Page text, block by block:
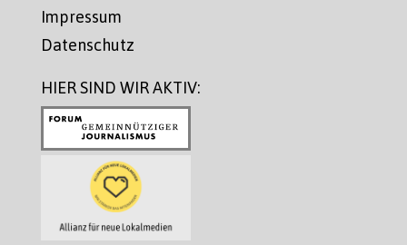
Impressum
Datenschutz
HIER SIND WIR AKTIV: